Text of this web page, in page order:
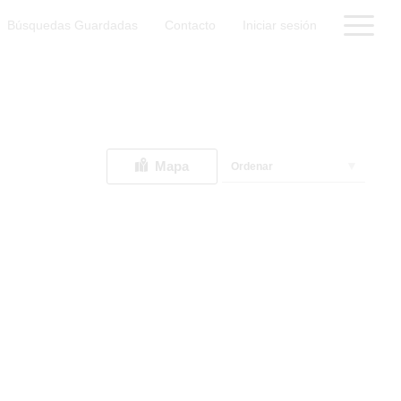
Búsquedas Guardadas Contacto Iniciar sesión
Mapa Ordenar